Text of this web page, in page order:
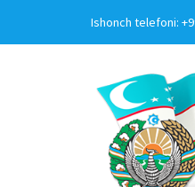
Ishonch telefoni: